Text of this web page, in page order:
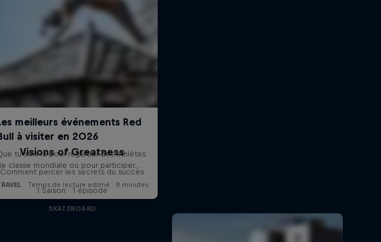
Visions of Greatness
Comment percer les secrets du succès
1 Saison · 1 épisode
SKATEBOARD